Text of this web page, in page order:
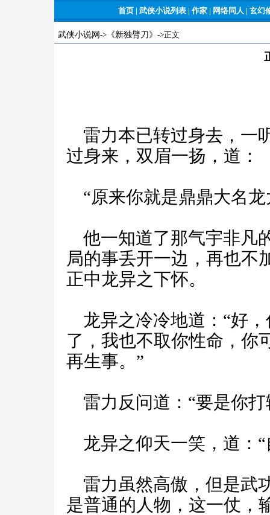
首页 | 武侠小说列表 | 作家 | 网络同人 | 玄幻
武侠小说网 -> 《新独臂刀》 ->正文
雷力本已转过身去，一
过身来，双眉一扬，道：
“原来你就是鼎鼎大名
他一知道了那气宇非凡
局的事丢开一边，再也不
正中龙异之下怀。
龙异之冷冷地道：“好
了，我也不取你性命，你
再生事。”
雷力反问道：“要是你打
龙异之仰天一笑，道：“
雷力虽然高傲，但是武
是普通的人物，这一仗，